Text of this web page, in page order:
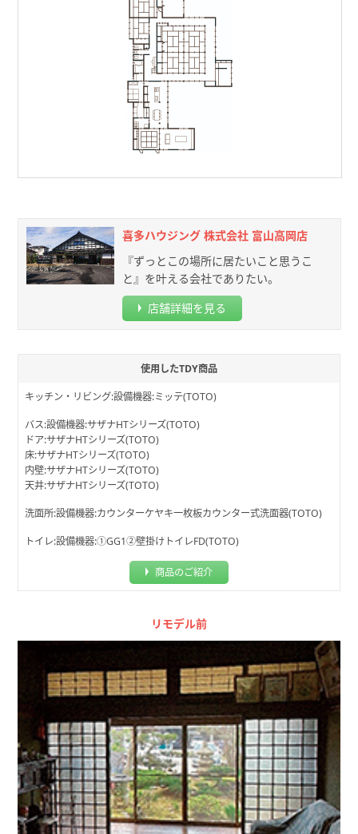
喜多ハウジング 株式会社 富山高岡店
『ずっとこの場所に居たいこと思うこ
と』を叶える会社でありたい。
店舗詳細を見る
使用したTDY商品
キッチン・リビング:設備機器:ミッテ(TOTO)
バス:設備機器:サザナHTシリーズ(TOTO)
ドア:サザナHTシリーズ(TOTO)
床:サザナHTシリーズ(TOTO)
内壁:サザナHTシリーズ(TOTO)
天井:サザナHTシリーズ(TOTO)
洗面所:設備機器:カウンターケヤキ一枚板カウンター式洗面器(TOTO)
トイレ:設備機器:①GG1②壁掛けトイレFD(TOTO)
商品のご紹介
リモデル前